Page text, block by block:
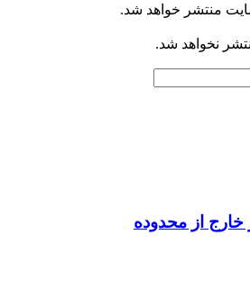
منتشر خواهد شد.
نخواهد شد.
خارج از محدوده